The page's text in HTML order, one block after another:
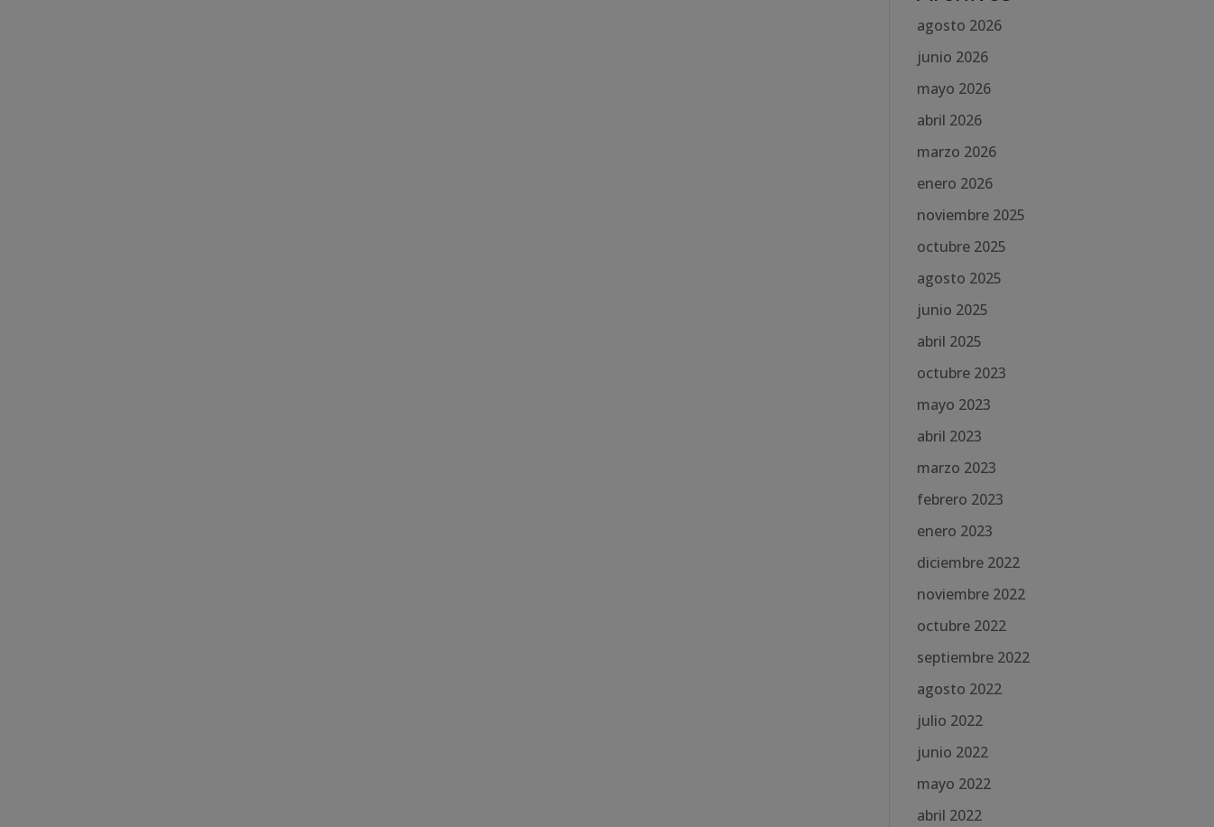
agosto 2026
junio 2026
mayo 2026
abril 2026
marzo 2026
enero 2026
noviembre 2025
octubre 2025
agosto 2025
junio 2025
abril 2025
octubre 2023
mayo 2023
abril 2023
marzo 2023
febrero 2023
enero 2023
diciembre 2022
noviembre 2022
octubre 2022
septiembre 2022
agosto 2022
julio 2022
junio 2022
mayo 2022
abril 2022